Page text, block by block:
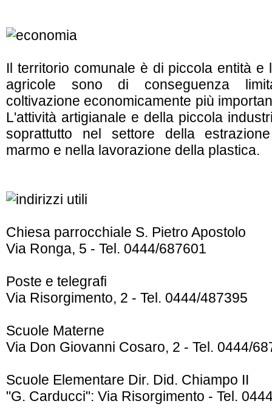
Il territorio comunale è di piccola entità e
agricole sono di conseguenza
coltivazione economicamente più
L'attività artigianale e della piccola
soprattutto nel settore della
marmo e nella lavorazione della plastica.
Chiesa parrocchiale S. Pietro Apostolo
Via Ronga, 5 - Tel. 0444/687601
Poste e telegrafi
Via Risorgimento, 2 - Tel. 0444/487395
Scuole Materne
Via Don Giovanni Cosaro, 2 - Tel. 0444/
Scuole Elementare Dir. Did. Chiampo II
"G. Carducci": Via Risorgimento - Tel.